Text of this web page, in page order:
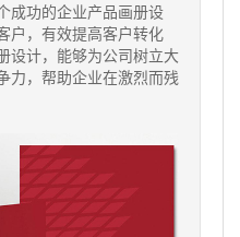
成功的企业产品画册设
户，有效提高客户转化
设计，能够为公司树立大
力，帮助企业在激烈而残